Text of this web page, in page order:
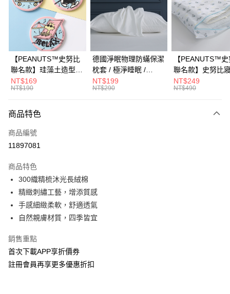
合作金庫商業銀行
第一商業銀行
華南商業銀行
彰化商業銀行
上海商業儲蓄銀行
台北富邦商業銀行
國泰世華商業銀行
臺灣中小企業銀行
台中商業銀行
匯豐（台灣）商業銀行
華泰商業銀行
聯邦商業銀行
遠東國際商業銀行
元大商業銀行
台灣樂天信用卡公司
LINE Pay
Apple Pay
街口支付
悠遊付
Google Pay
全盈+PAY
大哥付你分期
2.付款方式選擇「大哥付你分期」，訂單成立後會自動跳轉到大哥付的交易
流程，驗證手機門號後，選擇欲分期的期數、繳款截止日，確認付款後即完
成交易。
3.實際核准額度、可分期數及費用金額請依後續交易確認頁面所載為準。
4.訂單成立30分鐘內，如未前往確認交易或遇審核未通過，訂單將自動取
消。如遇「轉專審核」未通過狀況，表示未達大哥付你分期系統評分，恕無
【繳款方式說明】
1.分期款項不併入電信帳單，「大哥付你分期」於每月結算日後寄送繳費提
醒簡訊。
2.透過簡訊連結打開帳單後，可選擇「超商條碼／台灣大直營門市／銀行轉
相關說明
【關於「AFTEE先享後付」】
AFTEE先享後付是「在收到商品之後才付款」的支付方式。 讓您購物簡單
便利好安心！
２．便利：只要手機號碼，簡訊認證，即可結帳。
【「AFTEE先享後付」結帳流程】
１．於結帳方式選擇「AFTEE先享後付」後，將跳轉至「AFTEE先享後付」
結帳頁面，進行簡訊認證並確認金額後，即可完成結帳。
ATM付款
運送方式
每筆NT$100，滿NT$1,000(含以上)免運費
【PEANUTS™史努比
聯名款】珪藻土造型杯
墊 / 多款任選 /
HOYACASA
NT$169
NT$190
德國淨眠物理防蟎保潔
枕套 / 極淨睡眠 /
HOYACASA
NT$199
NT$290
【PEANUTS™
聯名款】史努比
衣袋 /
NT$249
NT$490
商品特色
商品編號
11897081
商品特色
300織精梳沐光長絨棉
精緻刺繡工藝，增添質感
手感細緻柔軟，舒適透氣
自然親膚材質，四季皆宜
銷售重點
首次下載APP享折價券
註冊會員再享更多優惠折扣